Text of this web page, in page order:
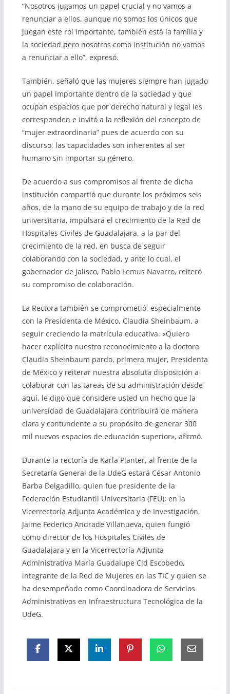
“Nosotros jugamos un papel crucial y no vamos a
renunciar a ellos, aunque no somos los únicos que
juegan este rol importante, también está la familia y
la sociedad pero nosotros como institución no vamos
a renunciar a ello”, expresó.
También, señaló que las mujeres siempre han jugado
un papel importante dentro de la sociedad y que
ocupan espacios que por derecho natural y legal les
corresponden e invitó a la reflexión del concepto de
“mujer extraordinaria” pues de acuerdo con su
discurso, las capacidades son inherentes al ser
humano sin importar su género.
De acuerdo a sus compromisos al frente de dicha
institución compartió que durante los próximos seis
años, de la mano de su equipo de trabajo y de la red
universitaria, impulsará el crecimiento de la Red de
Hospitales Civiles de Guadalajara, a la par del
crecimiento de la red, en busca de seguir
colaborando con la sociedad, y ante lo cual, el
gobernador de Jalisco, Pablo Lemus Navarro, reiteró
su compromiso de colaboración.
La Rectora también se comprometió, especialmente
con la Presidenta de México, Claudia Sheinbaum, a
seguir creciendo la matrícula educativa. «Quiero
hacer explícito nuestro reconocimiento a la doctora
Claudia Sheinbaum pardo, primera mujer, Presidenta
de México y reiterar nuestra absoluta disposición a
colaborar con las tareas de su administración desde
aquí, le digo que considere usted un hecho que la
universidad de Guadalajara contribuirá de manera
clara y contundente a su propósito de generar 300
mil nuevos espacios de educación superior», afirmó.
Durante la rectoría de Karla Planter, al frente de la
Secretaría General de la UdeG estará César Antonio
Barba Delgadillo, quien fue presidente de la
Federación Estudiantil Universitaria (FEU); en la
Vicerrectoría Adjunta Académica y de Investigación,
Jaime Federico Andrade Villanueva, quien fungió
como director de los Hospitales Civiles de
Guadalajara y en la Vicerrectoría Adjunta
Administrativa María Guadalupe Cid Escobedo,
integrante de la Red de Mujeres en las TIC y quien se
ha desempeñado como Coordinadora de Servicios
Administrativos en Infraestructura Tecnológica de la
UdeG.